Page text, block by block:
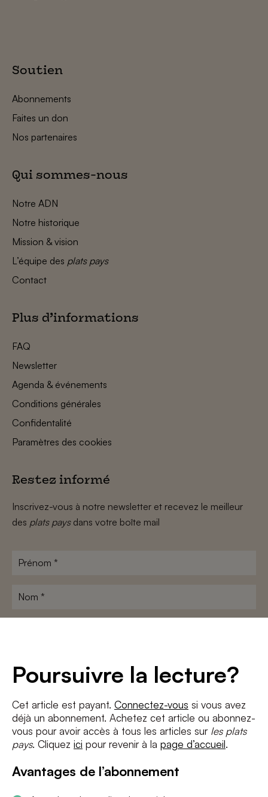
Poursuivre la lecture?
Cet article est payant. Connectez-vous si vous avez
déjà un abonnement. Achetez cet article ou abonnez-
vous pour avoir accès à tous les articles sur les plats
pays. Cliquez ici pour revenir à la page d’accueil.
Avantages de l’abonnement
Soutien
Abonnements
Faites un don
Nos partenaires
Qui sommes-nous
Notre ADN
Notre historique
Mission & vision
L’équipe des plats pays
Contact
Plus d’informations
FAQ
Newsletter
Agenda & événements
Conditions générales
Confidentalité
Paramètres des cookies
Restez informé
Inscrivez-vous à notre newsletter et recevez le meilleur
des plats paysdans votre boîte mail
Prénom
Nom
J'accepte les termes et conditions etla politique de confidentialité
S'INSCRIRE